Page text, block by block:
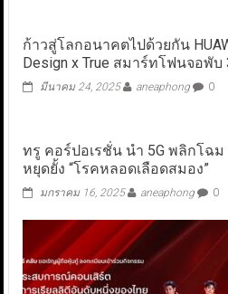
ก้าวสู่โลกอนาคตไปด้วยกัน
Design x True สมาร์ทโฟนจอพั
มีนาคม 24, 2025 aneaphong 0
ทรู คอร์ปอเรชั่น นำ 5G พลิกโฉ
หยุดยั้ง “โรคหลอดเลือดสมอง”
มกราคม 16, 2025 aneaphong 0